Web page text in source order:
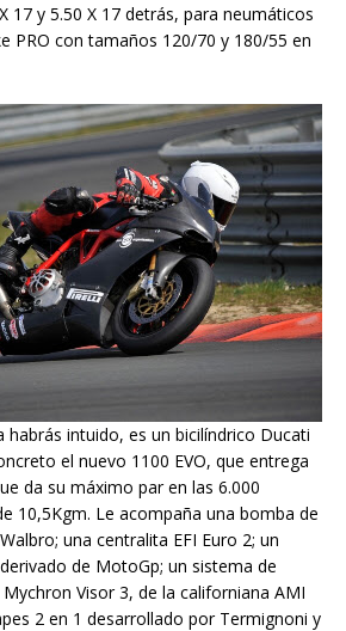
17 y 5.50 X 17 detrás, para neumáticos
PRO con tamaños 120/70 y 180/55 en
habrás intuido, es un bicilíndrico Ducati
el nuevo 1100 EVO, que entrega
da su máximo par en las 6.000
10,5Kgm. Le acompaña una bomba de
una centralita EFI Euro 2; un
de MotoGp; un sistema de
Visor 3, de la californiana AMI
2 en 1 desarrollado por Termignoni y